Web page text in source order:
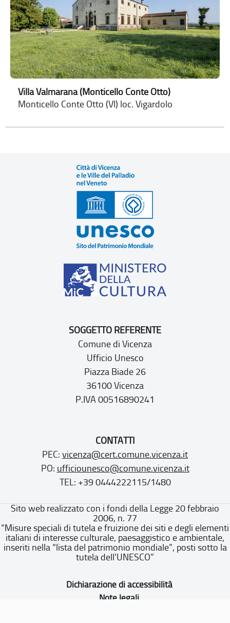
Villa Valmarana (Monticello Conte Otto)
Monticello Conte Otto (VI) loc. Vigardolo
SOGGETTO REFERENTE
Comune di Vicenza
Ufficio Unesco
Piazza Biade 26
36100 Vicenza
P.IVA 00516890241
CONTATTI
PEC: vicenza@cert.comune.vicenza.it
PO: ufficiounesco@comune.vicenza.it
TEL: +39 0444222115/1480
Sito web realizzato con i fondi della Legge 20 febbraio
2006, n. 77
“Misure speciali di tutela e fruizione dei siti e degli elementi
italiani di interesse culturale, paesaggistico e ambientale,
inseriti nella “lista del patrimonio mondiale”, posti sotto la
tutela dell’UNESCO”
Dichiarazione di accessibilità
Note legali